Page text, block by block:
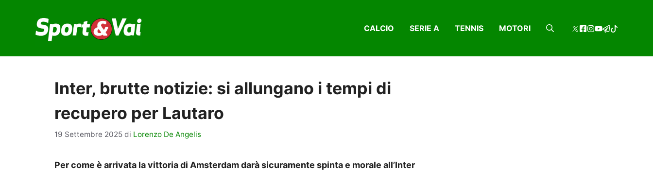
contenuto
CALCIO SERIE A TENNIS MOTORI
Inter, brutte notizie: si allungano i tempi di
recupero per Lautaro
19 Settembre 2025 di Lorenzo De Angelis
Per come è arrivata la vittoria di Amsterdam darà sicuramente spinta e morale all’Inter